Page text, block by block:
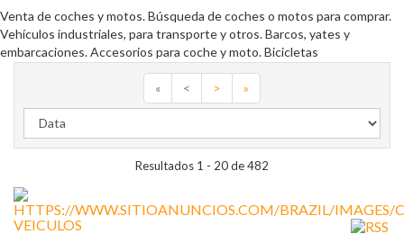
Venta de coches y motos. Búsqueda de coches o motos para comprar.
Vehículos industriales, para transporte y otros. Barcos, yates y
embarcaciones. Accesorios para coche y moto. Bicicletas
« < > »
Resultados 1 - 20 de 482
VEICULOS